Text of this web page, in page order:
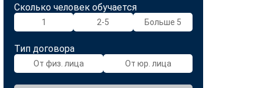
Сколько человек обучается
1 2-5 Больше 5
Тип договора
От физ. лица От юр. лица